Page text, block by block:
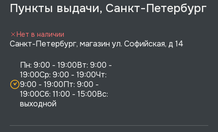
Пункты выдачи, Санкт-Петербург
Санкт-Петербург, магазин ул. Софийская, д 14
Пн: 9:00 - 19:00Вт: 9:00 -
19:00Ср: 9:00 - 19:00Чт:
9:00 - 19:00Пт: 9:00 -
19:00Сб: 11:00 - 15:00Вс:
выходной
Нет в наличии